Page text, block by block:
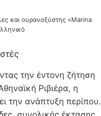
και ουρανοξύστης «Marina
την έντονη ζήτηση
Ριβιέρα, η
την ανάπτυξη περίπου.